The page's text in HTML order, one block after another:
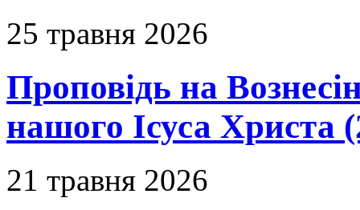
25 травня 2026
Проповідь на
нашого Ісуса Христа
21 травня 2026